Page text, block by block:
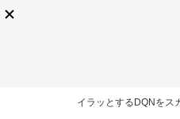
イラッとするDQNをス